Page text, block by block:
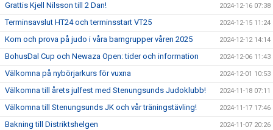
Grattis Kjell Nilsson till 2 Dan! 2024-12-16 07:38
Terminsavslut HT24 och terminsstart VT25 2024-12-15 11:24
Kom och prova på judo i våra barngrupper våren 2025 2024-12-12 14:14
BohusDal Cup och Newaza Open: tider och information 2024-12-06 11:43
Välkomna på nybörjarkurs för vuxna 2024-12-01 10:53
Välkomna till årets julfest med Stenungsunds Judoklubb! 2024-11-18 07:11
Välkomna till Stenungsunds JK och vår träningstävling! 2024-11-17 17:46
Bakning till Distriktshelgen 2024-11-07 20:26